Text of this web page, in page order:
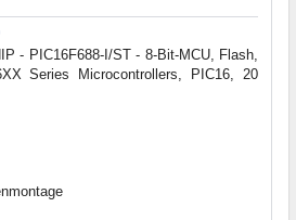
- PIC16F688-I/ST - 8-Bit-MCU, Flash,
Series Microcontrollers, PIC16, 20